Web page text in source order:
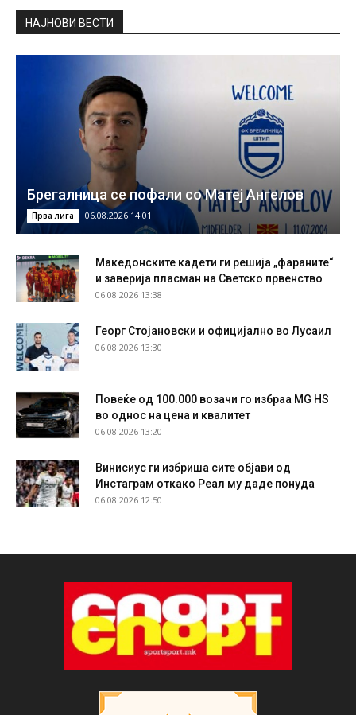
НAЈНОВИ ВЕСТИ
Брегалница се пофали со Матеј Ангелов
Прва лига 06.08.2026 14:01
Македонските кадети ги решија „фараните“
и заверија пласман на Светско првенство
06.08.2026 13:38
Георг Стојановски и официјално во Лусаил
06.08.2026 13:30
Повеќе од 100.000 возачи го избраа MG HS
во однос на цена и квалитет
06.08.2026 13:20
Винисиус ги избриша сите објави од
Инстаграм откако Реал му даде понуда
06.08.2026 12:50